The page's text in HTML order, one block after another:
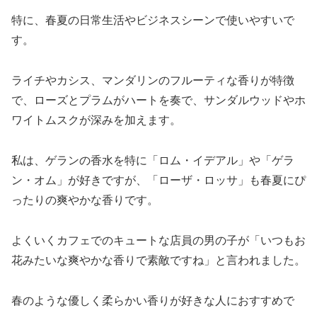
特に、春夏の日常生活やビジネスシーンで使いやすいで
す。
ライチやカシス、マンダリンのフルーティな香りが特徴
で、ローズとプラムがハートを奏で、サンダルウッドやホ
ワイトムスクが深みを加えます。
私は、ゲランの香水を特に「ロム・イデアル」や「ゲラ
ン・オム」が好きですが、「ローザ・ロッサ」も春夏にぴ
ったりの爽やかな香りです。
よくいくカフェでのキュートな店員の男の子が「いつもお
花みたいな爽やかな香りで素敵ですね」と言われました。
春のような優しく柔らかい香りが好きな人におすすめで